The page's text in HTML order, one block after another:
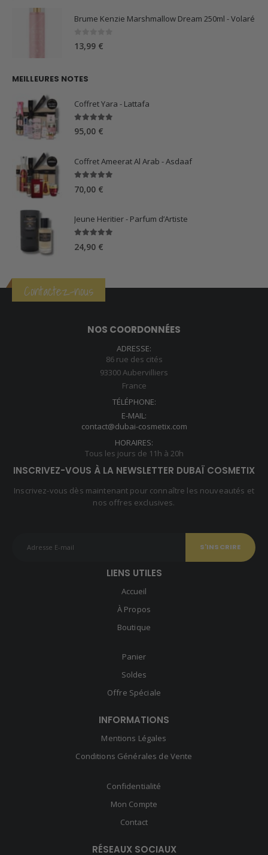
Brume Kenzie Marshmallow Dream 250ml - Volaré
0 sur 5
13,99 €
MEILLEURES NOTES
Coffret Yara - Lattafa
5.00sur 5
95,00 €
Coffret Ameerat Al Arab - Asdaaf
70,00 €
Jeune Heritier - Parfum d’Artiste
24,90 €
Contactez-nous
NOS COORDONNÉES
ADRESSE:
86 rue des cités
93300 Aubervilliers
France
TÉLÉPHONE:
E-MAIL:
contact@dubai-cosmetix.com
HORAIRES:
Tous les jours de 11h à 20h
INSCRIVEZ-VOUS À LA NEWSLETTER DUBAÏ COSMETIX
Inscrivez-vous dès maintenant pour connaître les nouveautés et
nos offres exclusives.
LIENS UTILES
Accueil
À Propos
Boutique
Panier
Soldes
Offre Spéciale
INFORMATIONS
Mentions Légales
Conditions Générales de Vente
Confidentialité
Mon Compte
Contact
RÉSEAUX SOCIAUX